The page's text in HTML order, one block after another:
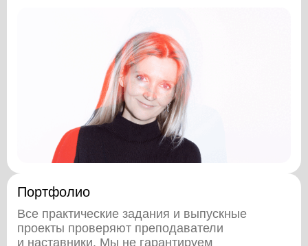
Портфолио
Все практические задания и выпускные
проекты проверяют преподаватели
и наставники. Мы не гарантируем